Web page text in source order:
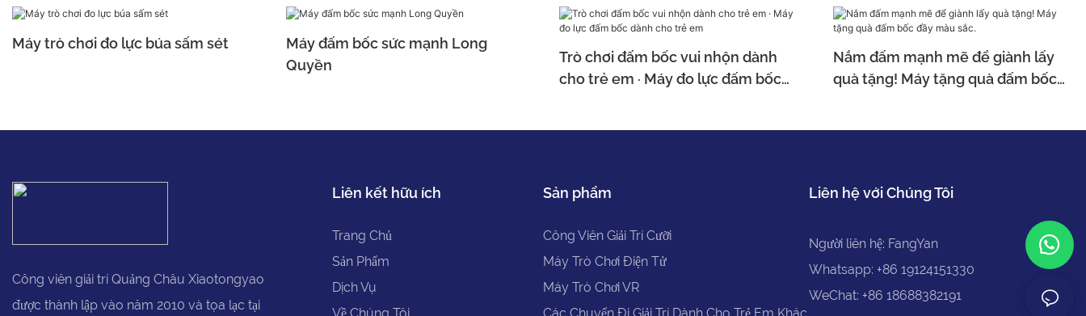
Máy trò chơi đo lực búa sấm sét
Máy đấm bốc sức mạnh Long
Quyền
Trò chơi đấm bốc vui nhộn dành
cho trẻ em · Máy đo lực đấm bốc
Nắm đấm mạnh mẽ để giành lấy
quà tặng! Máy tặng quà đấm bốc
Công viên giải trí Quảng Châu Xiaotongyao
được thành lập vào năm 2010 và tọa lạc tại
Liên kết hữu ích
Trang Chủ
Sản Phẩm
Dịch Vụ
Về Chúng Tôi
Sản phẩm
Công Viên Giải Trí Cưỡi
Máy Trò Chơi Điện Tử
Máy Trò Chơi VR
Các Chuyến Đi Giải Trí Dành Cho Trẻ Em Khác
Liên hệ với Chúng Tôi
Người liên hệ: FangYan
Whatsapp: +86 19124151330
WeChat: +86 18688382191